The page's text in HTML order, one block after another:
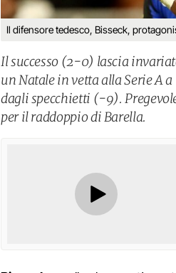
Il difensore tedesco, Bisseck,
Il successo (2-0) lascia
un Natale in vetta alla Serie A
dagli specchietti (-9).
per il raddoppio di Barella.